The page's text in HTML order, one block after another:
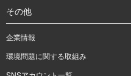
その他
企業情報
環境問題に関する取組み